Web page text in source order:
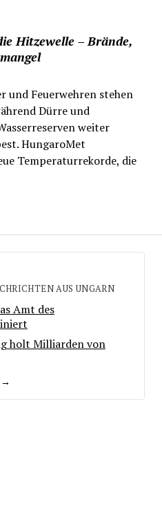
Hitzewelle – Brände,
und Feuerwehren stehen
Dürre und
weiter
HungaroMet
Temperaturrekorde, die
AUS UNGARN
Amt des
holt Milliarden von
→